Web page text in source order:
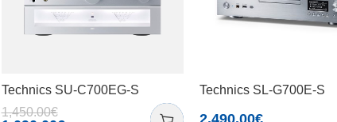
Technics SU-C700EG-S
1,450.00€
Technics SL-G700E-S
2,490.00€